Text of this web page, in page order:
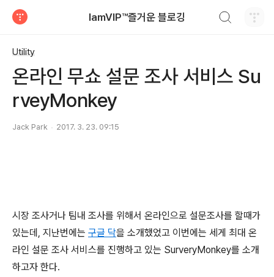
IamVIP™즐거운 블로깅
Utility
온라인 무쇼 설문 조사 서비스 Su
rveyMonkey
Jack Park 2017. 3. 23. 09:15
시장 조사거나 팀내 조사를 위해서 온라인으로 설문조사를 할때가
있는데, 지난번에는 구글 닥을 소개했었고 이번에는 세게 최대 온
라인 설문 조사 서비스를 진행하고 있는 SurveryMonkey를 소개
하고자 한다.